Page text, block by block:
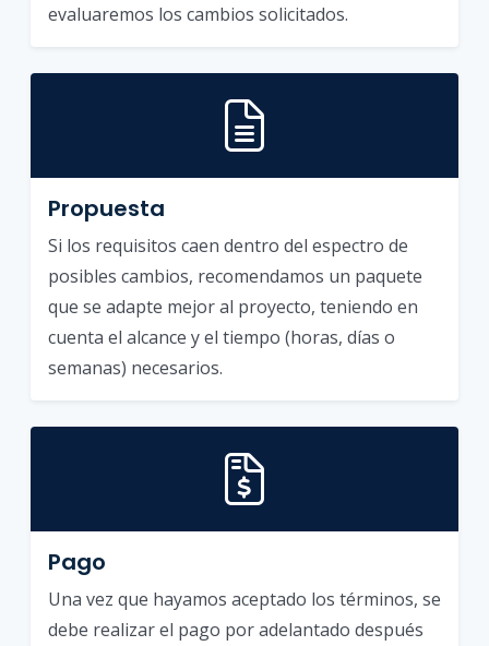
evaluaremos los cambios solicitados.
Propuesta
Si los requisitos caen dentro del espectro de
posibles cambios, recomendamos un paquete
que se adapte mejor al proyecto, teniendo en
cuenta el alcance y el tiempo (horas, días o
semanas) necesarios.
Pago
Una vez que hayamos aceptado los términos, se
debe realizar el pago por adelantado después